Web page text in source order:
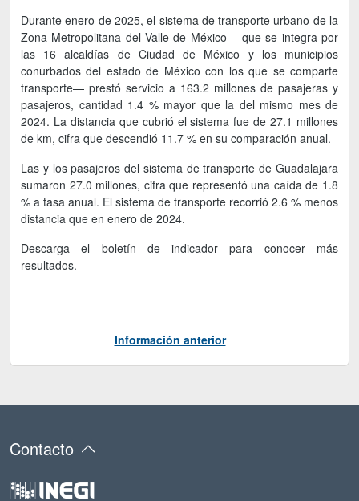
Durante enero de 2025, el sistema de transporte urbano de la
Zona Metropolitana del Valle de México —que se integra por
las 16 alcaldías de Ciudad de México y los municipios
conurbados del estado de México con los que se comparte
transporte— prestó servicio a 163.2 millones de pasajeras y
pasajeros, cantidad 1.4 % mayor que la del mismo mes de
2024. La distancia que cubrió el sistema fue de 27.1 millones
de km, cifra que descendió 11.7 % en su comparación anual.
Las y los pasajeros del sistema de transporte de Guadalajara
sumaron 27.0 millones, cifra que representó una caída de 1.8
% a tasa anual. El sistema de transporte recorrió 2.6 % menos
distancia que en enero de 2024.
Descarga el boletín de indicador para conocer más
resultados.
Información anterior
Contacto